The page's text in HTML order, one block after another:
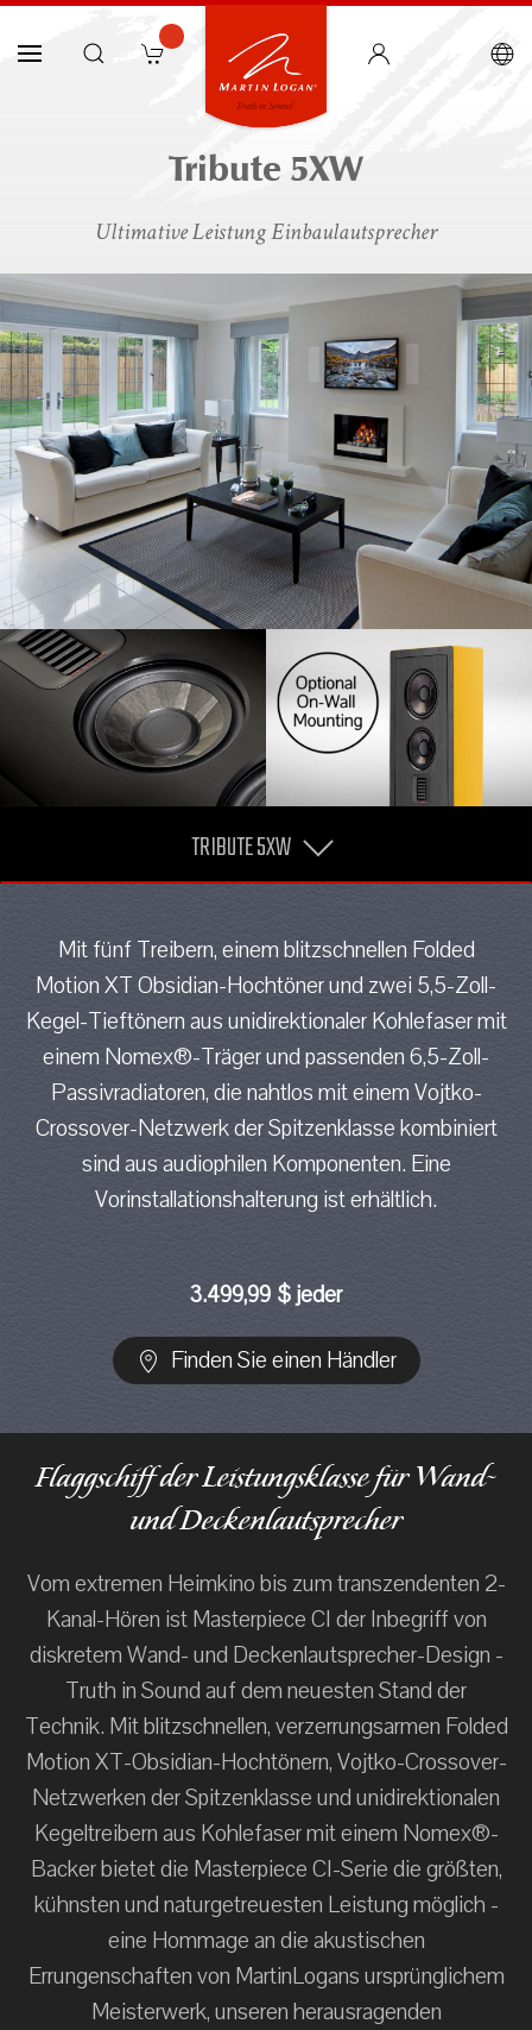
Tribute 5XW
Ultimative Leistung Einbaulautsprecher
TRIBUTE 5XW
Mit fünf Treibern, einem blitzschnellen Folded
Motion XT Obsidian-Hochtöner und zwei 5,5-Zoll-
Kegel-Tieftönern aus unidirektionaler Kohlefaser mit
einem Nomex®-Träger und passenden 6,5-Zoll-
Passivradiatoren, die nahtlos mit einem Vojtko-
Crossover-Netzwerk der Spitzenklasse kombiniert
sind aus audiophilen Komponenten. Eine
Vorinstallationshalterung ist erhältlich.
3.499,99 $ jeder
Finden Sie einen Händler
Flaggschiff der Leistungsklasse für Wand-
und Deckenlautsprecher
Vom extremen Heimkino bis zum transzendenten 2-
Kanal-Hören ist Masterpiece CI der Inbegriff von
diskretem Wand- und Deckenlautsprecher-Design -
Truth in Sound auf dem neuesten Stand der
Technik. Mit blitzschnellen, verzerrungsarmen Folded
Motion XT-Obsidian-Hochtönern, Vojtko-Crossover-
Netzwerken der Spitzenklasse und unidirektionalen
Kegeltreibern aus Kohlefaser mit einem Nomex®-
Backer bietet die Masterpiece CI-Serie die größten,
kühnsten und naturgetreuesten Leistung möglich -
eine Hommage an die akustischen
Errungenschaften von MartinLogans ursprünglichem
Meisterwerk, unseren herausragenden